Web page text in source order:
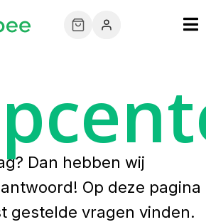
Dan hebben wij
Op deze pagina
gestelde vragen vinden.